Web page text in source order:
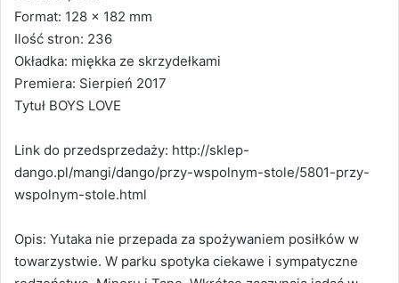
Format: 128 x 182 mm
Ilość stron: 236
Okładka: miękka ze skrzydełkami
Premiera: Sierpień 2017
Tytuł BOYS LOVE
Link do przedsprzedaży: http://sklep-
dango.pl/mangi/dango/przy-wspolnym-stole/5801-przy-
wspolnym-stole.html
Opis: Yutaka nie przepada za spożywaniem posiłków w
towarzystwie. W parku spotyka ciekawe i sympatyczne